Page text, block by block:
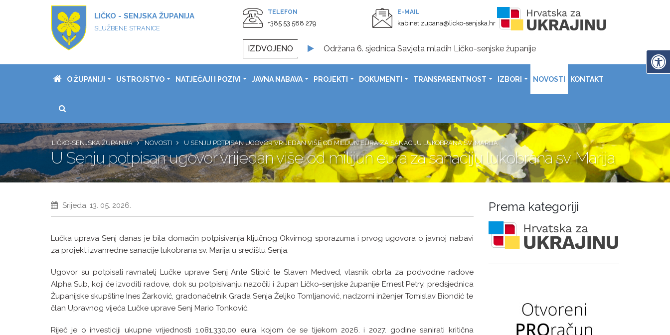
LIČKO - SENJSKA ŽUPANIJA
SLUŽBENE STRANICE
TELEFON
+385 53 588 279
E-MAIL
kabinet.zupana@licko-senjska.hr
IZDVOJENO
Održana 6. sjednica Savjeta mladih Ličko-senjske županije
Svečano otvoreno obnovljeno Spomen-područje za 19 poginulih hrvatskih branitelja u
Čestitka župana Ernesta Petryja povodom Dana pobjede i domovinske zahvalnosti, Dana hrvatskih branitelja i 31. obljetnice vojno-redarstvene operacije
Čestitka župana Ernesta Petryja povodom Dana općine Lovinac
O ŽUPANIJI USTROJSTVO NATJEČAJI I POZIVI JAVNA NABAVA PROJEKTI DOKUMENTI TRANSPARENTNOST IZBORI NOVOSTI KONTAKT
LIČKO-SENJSKA ŽUPANIJA NOVOSTI U SENJU POTPISAN UGOVOR VRIJEDAN VIŠE OD MILIJUN EURA ZA SANACIJU LUKOBRANA SV. MARIJA
U Senju potpisan ugovor vrijedan više od milijun eura za sanaciju lukobrana sv. Marija
Srijeda, 13. 05. 2026.
Lučka uprava Senj danas je bila domaćin potpisivanja ključnog Okvirnog sporazuma i prvog ugovora o javnoj nabavi
za projekt izvanredne sanacije lukobrana sv. Marija u središtu Senja.
Ugovor su potpisali ravnatelj Lučke uprave Senj Ante Stipić te Slaven Medved, vlasnik obrta za podvodne radove
Alpha Sub, koji će izvoditi radove, dok su potpisivanju nazočili i župan Ličko-senjske županije Ernest Petry, predsjednica
Županijske skupštine Ines Žarković, gradonačelnik Grada Senja Željko Tomljanović, nadzorni inženjer Tomislav Biondić te
član Upravnog vijeća Lučke uprave Senj Mario Tonković.
Riječ je o investiciji ukupne vrijednosti 1.081.330,00 eura, kojom će se tijekom 2026. i 2027. godine sanirati kritična
Prema kategoriji